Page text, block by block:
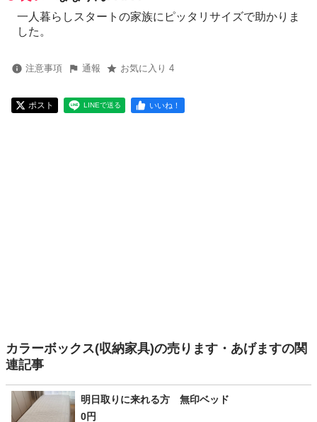
一人暮らしスタートの家族にピッタリサイズで助かりま
した。
注意事項 通報 お気に入り 4
ポスト LINEで送る いいね！
カラーボックス(収納家具)の売ります・あげますの関
連記事
明日取りに来れる方 無印ベッド
0円